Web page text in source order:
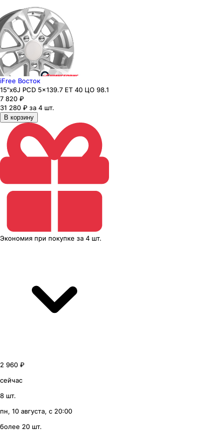
iFree Восток
15"x6J PCD 5x139.7 ЕТ 40 ЦО 98.1
7 820 ₽
31 280 ₽ за 4 шт.
В корзину
Экономия при покупке за 4 шт.
2 960 ₽
сейчас
8 шт.
пн, 10 августа, с 20:00
более 20 шт.